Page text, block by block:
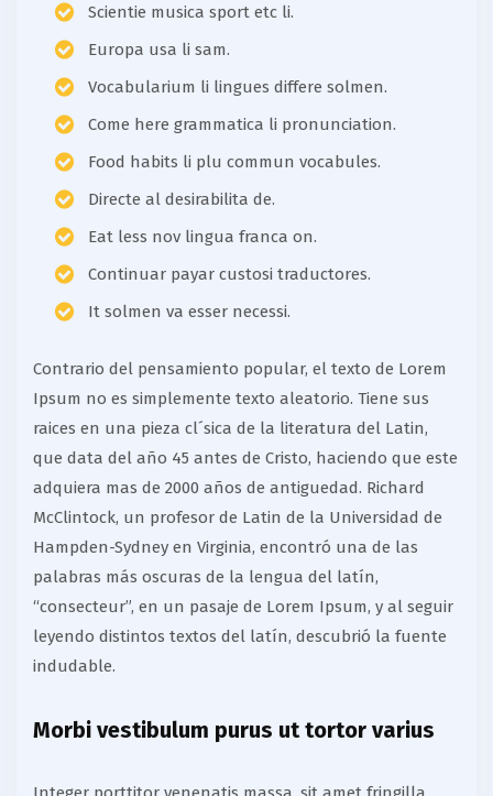
Scientie musica sport etc li.
Europa usa li sam.
Vocabularium li lingues differe solmen.
Come here grammatica li pronunciation.
Food habits li plu commun vocabules.
Directe al desirabilita de.
Eat less nov lingua franca on.
Continuar payar custosi traductores.
It solmen va esser necessi.
Contrario del pensamiento popular, el texto de Lorem
Ipsum no es simplemente texto aleatorio. Tiene sus
raices en una pieza cl´sica de la literatura del Latin,
que data del año 45 antes de Cristo, haciendo que este
adquiera mas de 2000 años de antiguedad. Richard
McClintock, un profesor de Latin de la Universidad de
Hampden-Sydney en Virginia, encontró una de las
palabras más oscuras de la lengua del latín,
“consecteur”, en un pasaje de Lorem Ipsum, y al seguir
leyendo distintos textos del latín, descubrió la fuente
indudable.
Morbi vestibulum purus ut tortor varius